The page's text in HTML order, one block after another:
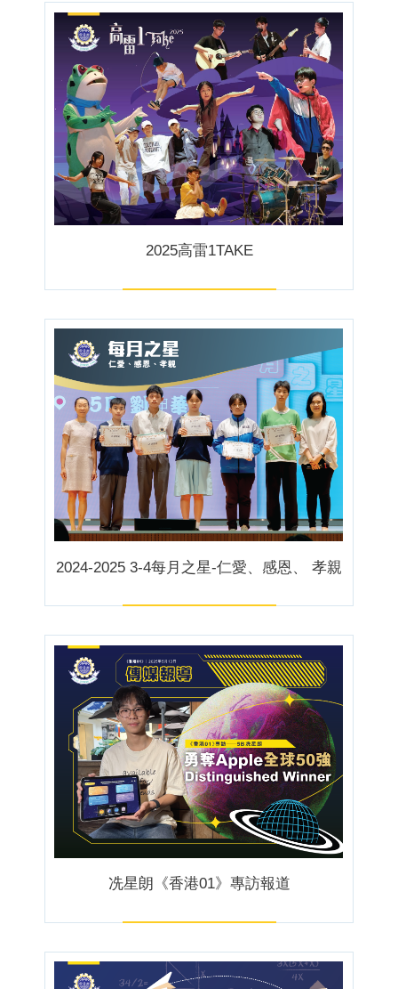
2025高雷1TAKE
2024-2025 3-4每月之星-仁愛、感恩、 孝親
冼星朗《香港01》專訪報道